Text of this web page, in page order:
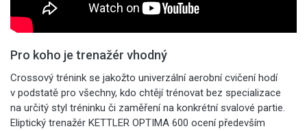
Pro koho je trenažér vhodný
Crossový trénink se jakožto univerzální aerobní cvičení hodí
v podstatě pro všechny, kdo chtějí trénovat bez specializace
na určitý styl tréninku či zaměření na konkrétní svalové partie.
Eliptický trenažér KETTLER OPTIMA 600 ocení především